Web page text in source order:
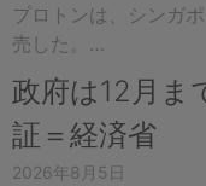
プロトンは、シンガ
売した。…
政府は12月ま
証＝経済省
2026年8月5日